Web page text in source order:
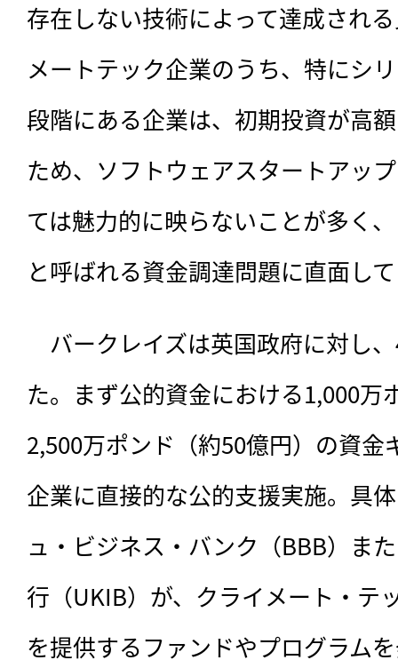
存在しない技術によって達成され
メートテック企業のうち、特にシ
段階にある企業は、初期投資が高
ため、ソフトウェアスタートアッ
ては魅力的に映らないことが多く
と呼ばれる資金調達問題に直面し
バークレイズは英国政府に対し、
た。まず公的資金における1,000万
2,500万ポンド（約50億円）の資
企業に直接的な公的支援実施。具
ュ・ビジネス・バンク（BBB）ま
行（UKIB）が、クライメート・テ
を提供するファンドやプログラム